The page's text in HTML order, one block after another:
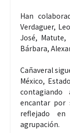
Han
Verdaguer,
José, Matute,
Bárbara,
Cañaveral
México,
encantar por
reflejado
agrupación.